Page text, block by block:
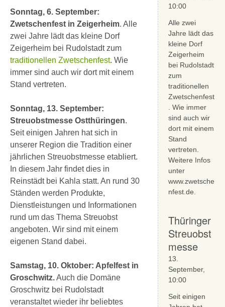
Sonntag, 6. September:
Zwetschenfest in Zeigerheim. Alle
zwei Jahre lädt das kleine Dorf
Zeigerheim bei Rudolstadt zum
traditionellen Zwetschenfest. Wie
immer sind auch wir dort mit einem
Stand vertreten.
Sonntag, 13. September:
Streuobstmesse Ostthüringen.
Seit einigen Jahren hat sich in
unserer Region die Tradition einer
jährlichen Streuobstmesse etabliert.
In diesem Jahr findet dies in
Reinstädt bei Kahla statt. An rund 30
Ständen werden Produkte,
Dienstleistungen und Informationen
rund um das Thema Streuobst
angeboten. Wir sind mit einem
eigenen Stand dabei.
Samstag, 10. Oktober: Apfelfest in
Groschwitz.Auch die Domäne
Groschwitz bei Rudolstadt
veranstaltet wieder ihr beliebtes
10:00
Alle zwei
Jahre lädt das
kleine Dorf
Zeigerheim
bei Rudolstadt
zum
traditionellen
Zwetschenfest
. Wie immer
sind auch wir
dort mit einem
Stand
vertreten.
Weitere Infos
unter
www.zwetsche
nfest.de.
Thüringer
Streuobst
messe
13.
September,
10:00
Seit einigen